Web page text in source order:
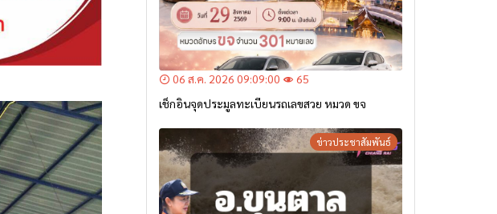
06 ส.ค. 2026 09:09:00
65
เช็กอินจุดประมูลทะเบียนรถเลขสวย หมวด ขจ
ข่าวประชาสัมพันธ์